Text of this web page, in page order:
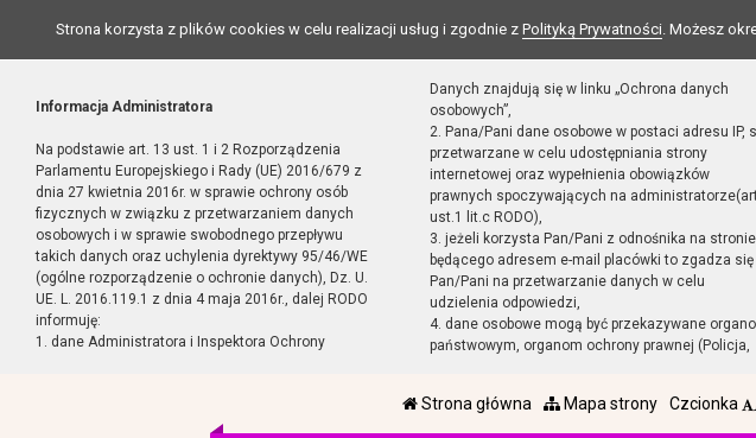
Strona korzysta z plików cookies w celu realizacji usług i zgodnie z Polityką Prywatności. Możesz
Informacja Administratora
Na podstawie art. 13 ust. 1 i 2 Rozporządzenia
Parlamentu Europejskiego i Rady (UE) 2016/679 z
dnia 27 kwietnia 2016r. w sprawie ochrony osób
fizycznych w związku z przetwarzaniem danych
osobowych i w sprawie swobodnego przepływu
takich danych oraz uchylenia dyrektywy 95/46/WE
(ogólne rozporządzenie o ochronie danych), Dz. U.
UE. L. 2016.119.1 z dnia 4 maja 2016r., dalej RODO
informuję:
1. dane Administratora i Inspektora Ochrony
Danych znajdują się w linku „Ochrona danych
osobowych”,
2. Pana/Pani dane osobowe w postaci adresu IP,
przetwarzane w celu udostępniania strony
internetowej oraz wypełnienia obowiązków
prawnych spoczywających na
ust.1 lit.c RODO),
3. jeżeli korzysta Pan/Pani z odnośnika na stronie
będącego adresem e-mail placówki to zgadza się
Pan/Pani na przetwarzanie danych w celu
udzielenia odpowiedzi,
4. dane osobowe mogą być przekazywane
państwowym, organom ochrony prawnej (Policja,
Strona główna Mapa strony Czcionka